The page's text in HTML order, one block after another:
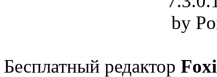
Бесплатный редактор